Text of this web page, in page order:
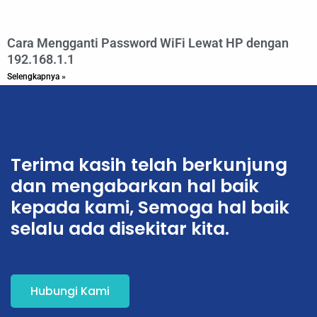
Cara Mengganti Password WiFi Lewat HP dengan
192.168.1.1
Selengkapnya »
Terima kasih telah berkunjung
dan mengabarkan hal baik
kepada kami, Semoga hal baik
selalu ada disekitar kita.
Hubungi Kami